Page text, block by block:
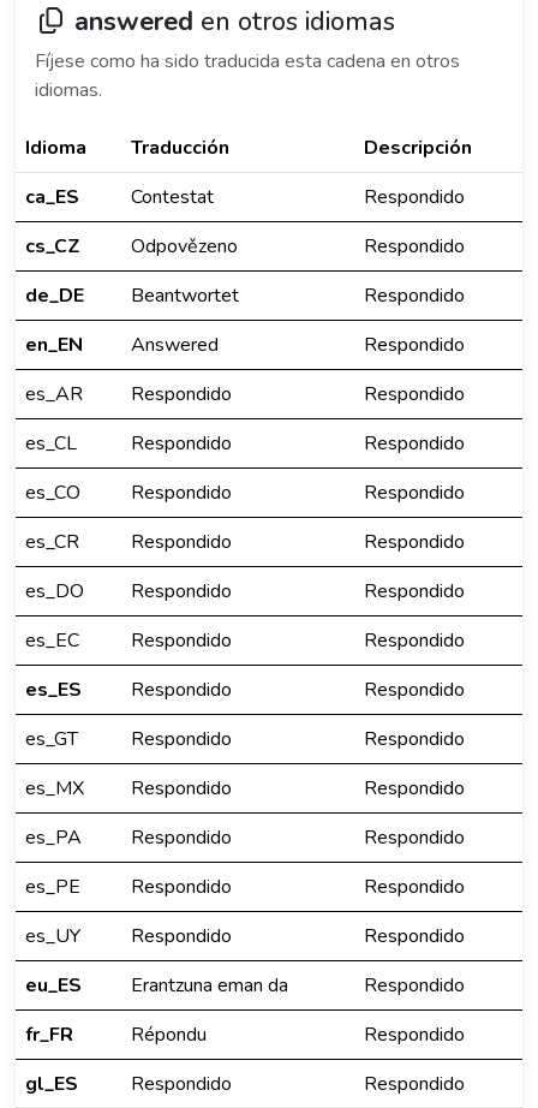
answered en otros idiomas
Fíjese como ha sido traducida esta cadena en otros
idiomas.
Idioma Traducción
Descripción
ca_ES
Contestat
Respondido
cs_CZ
Odpovězeno
Respondido
de_DE
Beantwortet
Respondido
en_EN
Answered
Respondido
es_AR
Respondido
Respondido
es_CL
Respondido
Respondido
es_CO
Respondido
Respondido
es_CR
Respondido
Respondido
es_DO
Respondido
Respondido
es_EC
Respondido
Respondido
es_ES
Respondido
Respondido
es_GT
Respondido
Respondido
es_MX
Respondido
Respondido
es_PA
Respondido
Respondido
es_PE
Respondido
Respondido
es_UY
Respondido
Respondido
eu_ES
Erantzuna eman da
Respondido
fr_FR
Répondu
Respondido
gl_ES
Respondido
Respondido